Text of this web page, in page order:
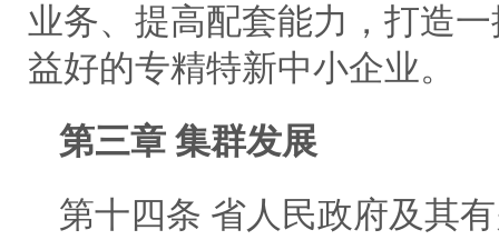
业务、提高配套能力，打造
益好的专精特新中小企业。
第三章 集群发展
第十四条 省人民政府及其